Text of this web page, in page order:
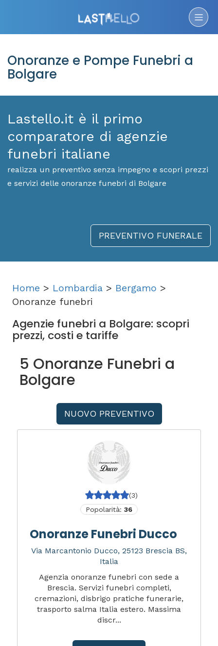
Onoranze e Pompe Funebri a
Bolgare
Lastello.it è il primo
comparatore di agenzie
funebri italiane
realizza un preventivo senza impegno e scopri prezzi
e servizi delle onoranze funebri di Bolgare
PREVENTIVO FUNERALE
Home > Lombardia > Bergamo >
Onoranze funebri
Agenzie funebri a Bolgare: scopri
prezzi, costi e tariffe
5 Onoranze Funebri a
Bolgare
NUOVO PREVENTIVO
(3)
Popolarità: 36
Onoranze Funebri Ducco
Via Marcantonio Ducco, 25123 Brescia BS,
Italia
Agenzia onoranze funebri con sede a
Brescia. Servizi funebri completi,
cremazioni, disbrigo pratiche funerarie,
trasporto salma Italia estero. Massima
discr...